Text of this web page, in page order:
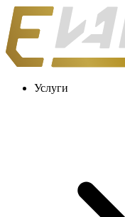
Услуги